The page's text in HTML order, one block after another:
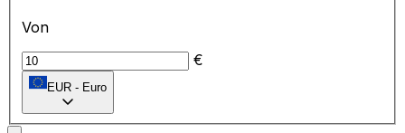
Von
€
EUR - Euro